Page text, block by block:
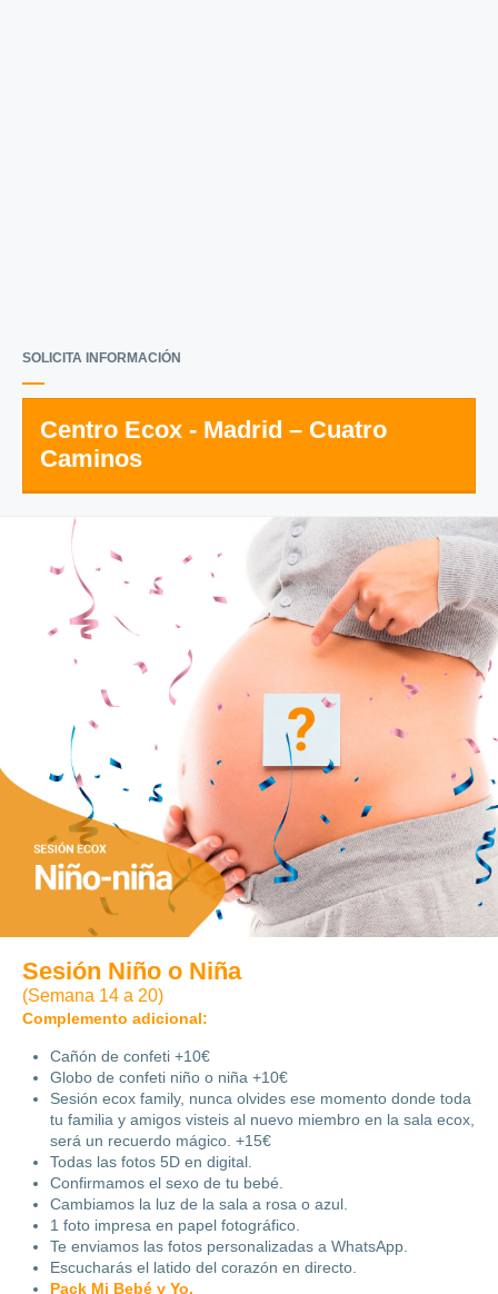
SOLICITA INFORMACIÓN
Centro Ecox - Madrid – Cuatro
Caminos
Sesión Niño o Niña
(Semana 14 a 20)
Complemento adicional:
Cañón de confeti +10€
Globo de confeti niño o niña +10€
Sesión ecox family, nunca olvides ese momento donde toda
tu familia y amigos visteis al nuevo miembro en la sala ecox,
será un recuerdo mágico. +15€
Todas las fotos 5D en digital.
Confirmamos el sexo de tu bebé.
Cambiamos la luz de la sala a rosa o azul.
1 foto impresa en papel fotográfico.
Te enviamos las fotos personalizadas a WhatsApp.
Escucharás el latido del corazón en directo.
Pack Mi Bebé y Yo.